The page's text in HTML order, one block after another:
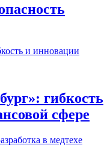
гибкость
сфере